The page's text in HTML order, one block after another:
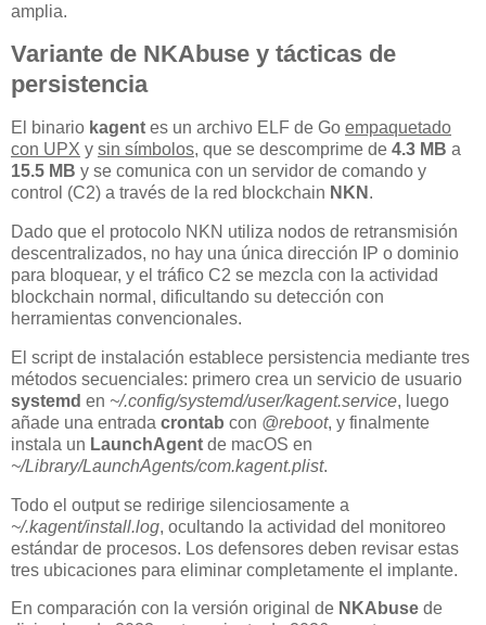
amplia.
Variante de NKAbuse y tácticas de
persistencia
El binario kagent es un archivo ELF de Go empaquetado
con UPX y sin símbolos, que se descomprime de 4.3 MB a
15.5 MB y se comunica con un servidor de comando y
control (C2) a través de la red blockchain NKN .
Dado que el protocolo NKN utiliza nodos de retransmisión
descentralizados, no hay una única dirección IP o dominio
para bloquear, y el tráfico C2 se mezcla con la actividad
blockchain normal, dificultando su detección con
herramientas convencionales.
El script de instalación establece persistencia mediante tres
métodos secuenciales: primero crea un servicio de usuario
systemd en ~/.config/systemd/user/kagent.service, luego
añade una entrada crontab con @reboot, y finalmente
instala un LaunchAgent de macOS en
~/Library/LaunchAgents/com.kagent.plist.
Todo el output se redirige silenciosamente a
~/.kagent/install.log, ocultando la actividad del monitoreo
estándar de procesos. Los defensores deben revisar estas
tres ubicaciones para eliminar completamente el implante.
En comparación con la versión original de NKAbuse de